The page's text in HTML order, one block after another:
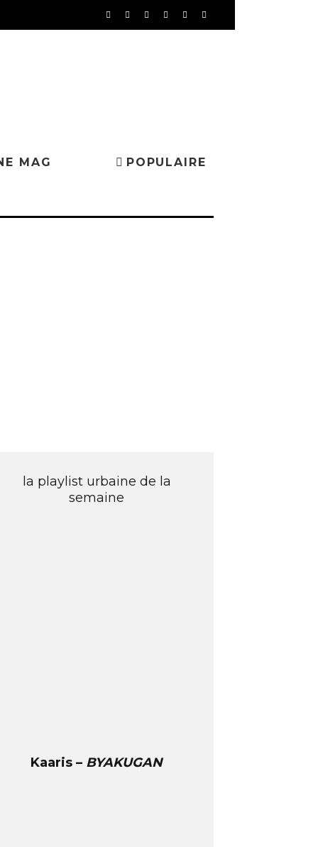
MAG POPULAIRE
la playlist urbaine de la
semaine
Kaaris – BYAKUGAN